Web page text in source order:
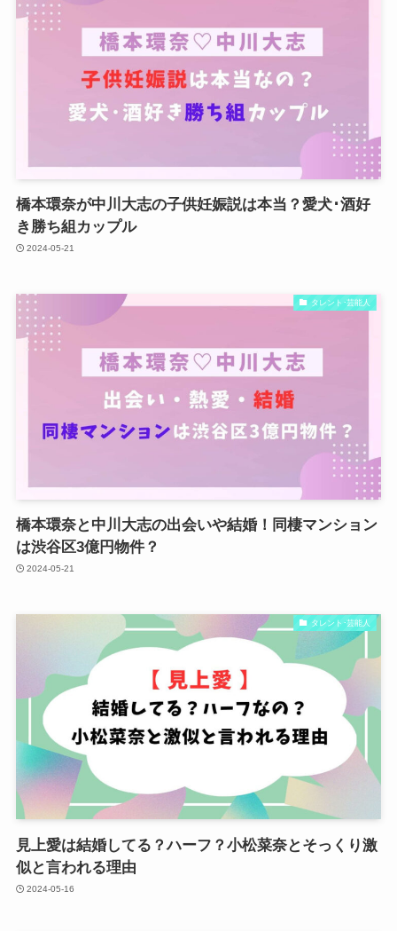
橋本環奈が中川大志の子供妊娠説は本当？愛犬･酒好
き勝ち組カップル
2024-05-21
タレント･芸能人
橋本環奈と中川大志の出会いや結婚！同棲マンション
は渋谷区3億円物件？
2024-05-21
タレント･芸能人
見上愛は結婚してる？ハーフ？小松菜奈とそっくり激
似と言われる理由
2024-05-16